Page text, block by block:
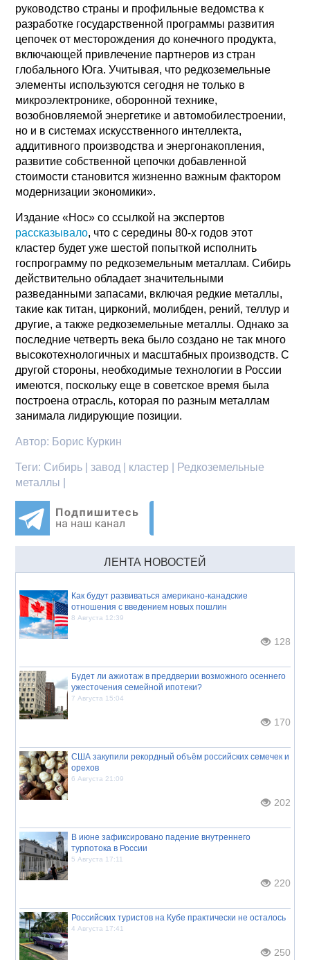
руководство страны и профильные ведомства к
разработке государственной программы развития
цепочек от месторождения до конечного продукта,
включающей привлечение партнеров из стран
глобального Юга. Учитывая, что редкоземельные
элементы используются сегодня не только в
микроэлектронике, оборонной технике,
возобновляемой энергетике и автомобилестроении,
но и в системах искусственного интеллекта,
аддитивного производства и энергонакопления,
развитие собственной цепочки добавленной
стоимости становится жизненно важным фактором
модернизации экономики».
Издание «Нос» со ссылкой на экспертов
рассказывало, что с середины 80-х годов этот
кластер будет уже шестой попыткой исполнить
госпрограмму по редкоземельным металлам. Сибирь
действительно обладает значительными
разведанными запасами, включая редкие металлы,
такие как титан, цирконий, молибден, рений, теллур и
другие, а также редкоземельные металлы. Однако за
последние четверть века было создано не так много
высокотехнологичных и масштабных производств. С
другой стороны, необходимые технологии в России
имеются, поскольку еще в советское время была
построена отрасль, которая по разным металлам
занимала лидирующие позиции.
Автор: Борис Куркин
Теги: Сибирь | завод | кластер | Редкоземельные
металлы |
ЛЕНТА НОВОСТЕЙ
Как будут развиваться американо-канадские
отношения с введением новых пошлин
8 Августа 12:39
128
Будет ли ажиотаж в преддверии возможного осеннего
ужесточения семейной ипотеки?
7 Августа 15:04
170
США закупили рекордный объём российских семечек и
орехов
6 Августа 21:09
202
В июне зафиксировано падение внутреннего
турпотока в России
5 Августа 17:11
220
Российских туристов на Кубе практически не осталось
4 Августа 17:41
250